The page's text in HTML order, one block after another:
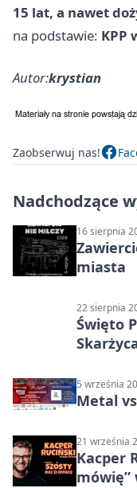
15 lat, a nawet
na podstawie: KPP
Autor:krystian
Zaobserwuj nas!
Nadchodzące
16 sierpnia
miasta
22 sierpnia
Święto
5 września
Metal
21 września
Kacper
mówię”